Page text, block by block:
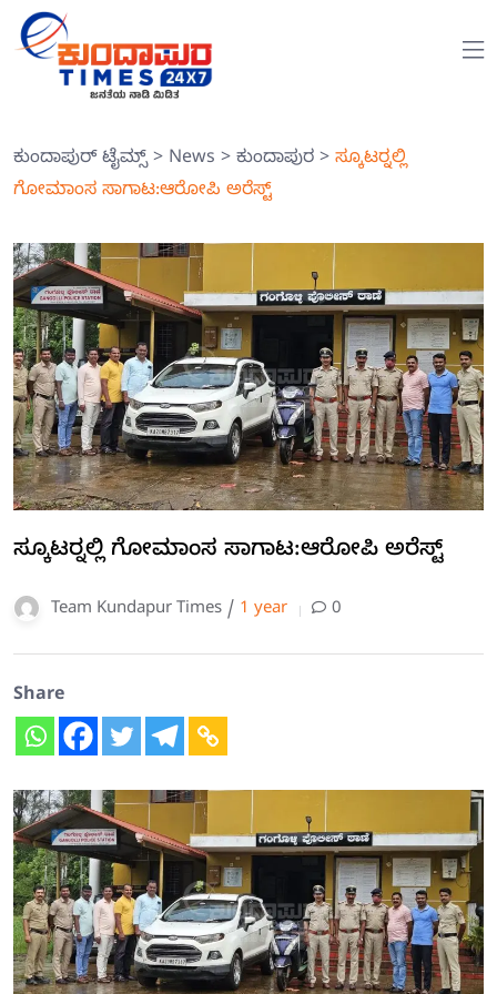
ಕುಂದಾಪುರ್ ಟೈಮ್ಸ್> News > ಕುಂದಾಪುರ > ಸ್ಕೂಟರ್‍ನಲ್ಲಿ
ಗೋಮಾಂಸ ಸಾಗಾಟ:ಆರೋಪಿ ಅರೆಸ್ಟ್
ಸ್ಕೂಟರ್‍ನಲ್ಲಿ ಗೋಮಾಂಸ ಸಾಗಾಟ:ಆರೋಪಿ ಅರೆಸ್ಟ್
Team Kundapur Times / 1 year 0
Share